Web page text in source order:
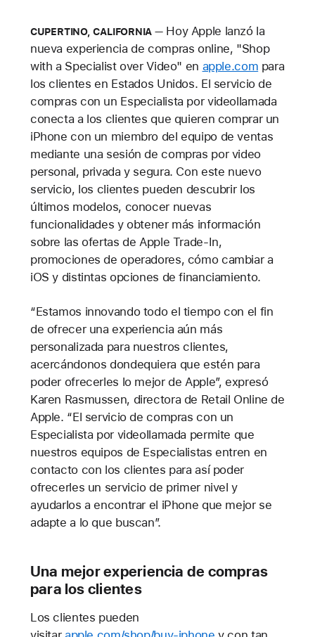
CUPERTINO, CALIFORNIA
Hoy Apple lanzó la
nueva experiencia de compras online, "Shop
with a Specialist over Video" en apple.com para
los clientes en Estados Unidos. El servicio de
compras con un Especialista por videollamada
conecta a los clientes que quieren comprar un
iPhone con un miembro del equipo de ventas
mediante una sesión de compras por video
personal, privada y segura. Con este nuevo
servicio, los clientes pueden descubrir los
últimos modelos, conocer nuevas
funcionalidades y obtener más información
sobre las ofertas de Apple Trade-In,
promociones de operadores, cómo cambiar a
iOS y distintas opciones de financiamiento.
“Estamos innovando todo el tiempo con el fin
de ofrecer una experiencia aún más
personalizada para nuestros clientes,
acercándonos dondequiera que estén para
poder ofrecerles lo mejor de Apple”, expresó
Karen Rasmussen, directora de Retail Online de
Apple. “El servicio de compras con un
Especialista por videollamada permite que
nuestros equipos de Especialistas entren en
contacto con los clientes para así poder
ofrecerles un servicio de primer nivel y
ayudarlos a encontrar el iPhone que mejor se
adapte a lo que buscan”.
Una mejor experiencia de compras
para los clientes
Los clientes pueden